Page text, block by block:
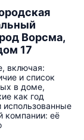
Ворсма,
17
включая:
и список
в доме,
как год
использованные
компании: её